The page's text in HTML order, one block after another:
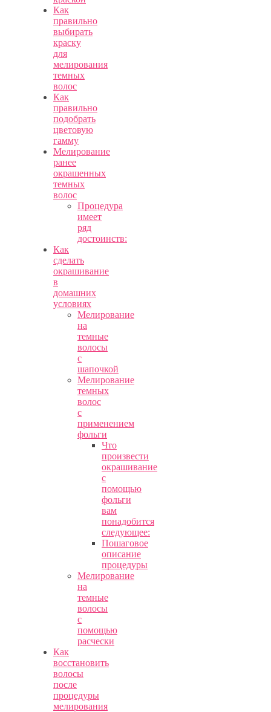
Как
правильно
выбирать
краску
для
мелирования
темных
волос
Как
правильно
подобрать
цветовую
гамму
Мелирование
ранее
окрашенных
темных
волос
Процедура
имеет
ряд
достоинств:
Как
сделать
окрашивание
в
домашних
условиях
Мелирование
на
темные
волосы
с
шапочкой
Мелирование
темных
волос
с
применением
фольги
Что
произвести
окрашивание
с
помощью
фольги
вам
понадобится
следующее:
Пошаговое
описание
процедуры
Мелирование
на
темные
волосы
с
помощью
расчески
Как
восстановить
волосы
после
процедуры
мелирования